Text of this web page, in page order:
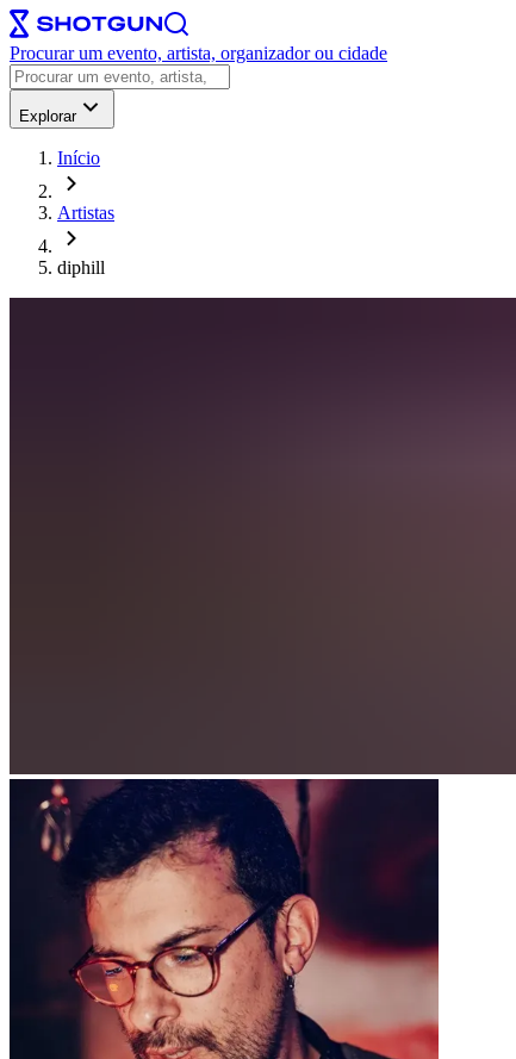
Procurar um evento, artista, organizador ou cidade
Explorar
Início
Artistas
diphill